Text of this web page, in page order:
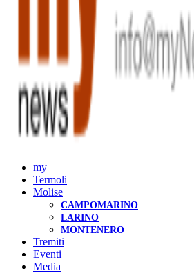
my
Termoli
Molise
CAMPOMARINO
LARINO
MONTENERO
Tremiti
Eventi
Media